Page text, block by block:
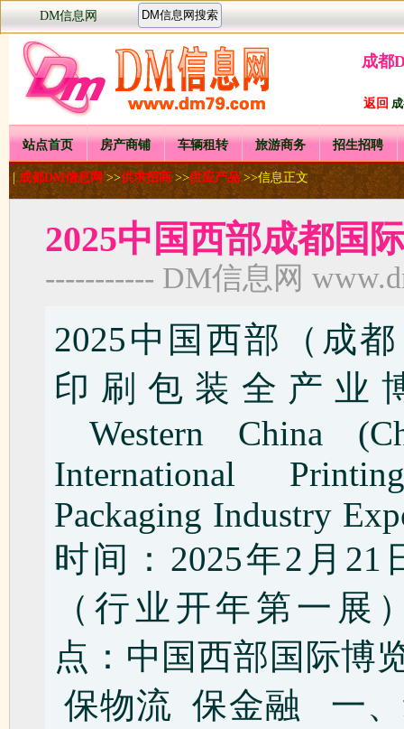
DM信息网
成都
返回
站点首页 房产商铺 车辆租转 旅游商务 招生招聘
|成都DM信息网>>供求招商>>供应产品>>信息正文
2025中国西部成都国
----------- DM信息网
2025中国西部（成
印刷包装全产业
Western China
International
Packaging Industry
时间：2025年2月21
（行业开年第一
点：中国西部国际
保物流 保金融 一